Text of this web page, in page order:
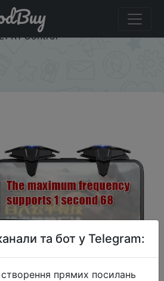
Gamepad Cooler Radiator
Phone Stand Heat Sink With
R1 Control
та бот у Telegram:
прямих посилань